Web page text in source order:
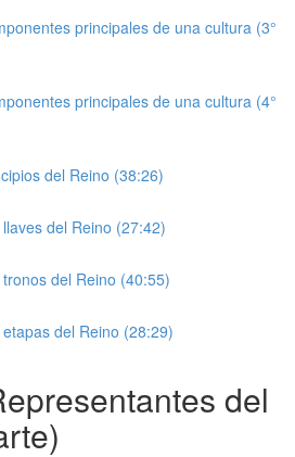
principales de una cultura (3°
principales de una cultura (4°
del Reino (38:26)
del Reino (27:42)
del Reino (40:55)
del Reino (28:29)
del